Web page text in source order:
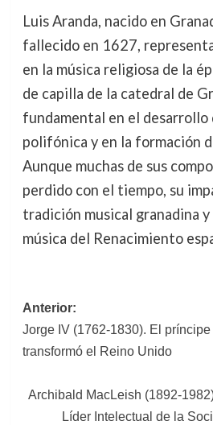
Luis Aranda, nacido en
fallecido en 1627,
en la música religiosa de la
de capilla de la catedral de
fundamental en el desarrollo
polifónica y en la formación
Aunque muchas de sus
perdido con el tiempo, su
tradición musical granadina
música del Renacimiento
Navegación
de
Anterior:
Jorge IV (1762-1830). El
transformó el Reino Unido
Archibald MacLeish (1892-
Líder Intelectual de la